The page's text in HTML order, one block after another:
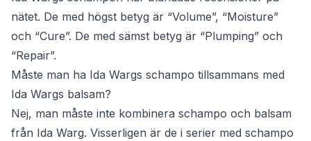
nätet. De med högst betyg är “Volume”, “Moisture”
och “Cure”. De med sämst betyg är “Plumping” och
“Repair”.
Måste man ha Ida Wargs schampo tillsammans med
Ida Wargs balsam?
Nej, man måste inte kombinera schampo och balsam
från Ida Warg. Visserligen är de i serier med schampo